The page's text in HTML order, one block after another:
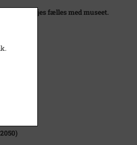
44x54 ejes fælles med museet.